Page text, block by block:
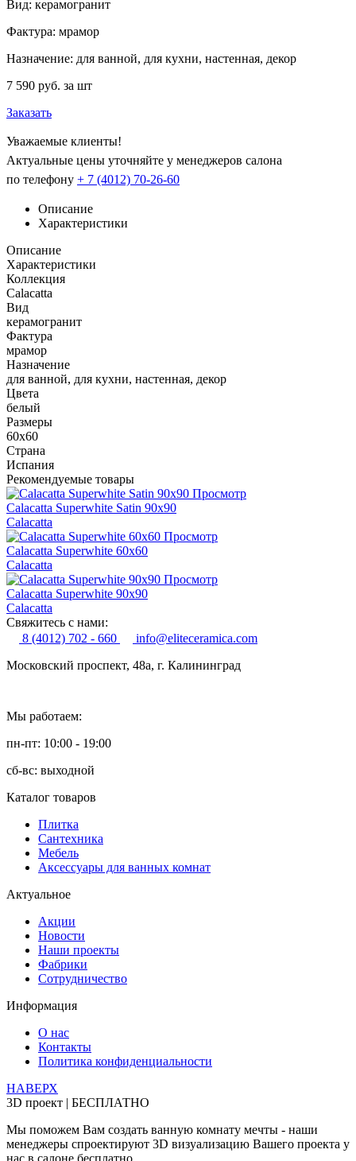
Вид: керамогранит
Фактура: мрамор
Назначение: для ванной, для кухни, настенная, декор
7 590 руб. за шт
Заказать
Уважаемые клиенты!
Актуальные цены уточняйте у менеджеров салона
по телефону + 7 (4012) 70-26-60
Описание
Характеристики
Описание
Характеристики
Коллекция
Calacatta
Вид
керамогранит
Фактура
мрамор
Назначение
для ванной, для кухни, настенная, декор
Цвета
белый
Размеры
60x60
Страна
Испания
Рекомендуемые товары
Просмотр
Calacatta Superwhite Satin 90x90
Calacatta
Просмотр
Calacatta Superwhite 60x60
Calacatta
Просмотр
Calacatta Superwhite 90x90
Calacatta
Свяжитесь с нами:
8 (4012) 702 - 660
info@eliteceramica.com
Московский проспект, 48а, г. Калининград
Мы работаем:
пн-пт: 10:00 - 19:00
сб-вс: выходной
Каталог товаров
Плитка
Сантехника
Мебель
Аксессуары для ванных комнат
Актуальное
Акции
Новости
Наши проекты
Фабрики
Сотрудничество
Информация
О нас
Контакты
Политика конфиденциальности
НАВЕРХ
3D проект | БЕСПЛАТНО
Мы поможем Вам создать ванную комнату мечты - наши
менеджеры спроектируют 3D визуализацию Вашего проекта у
нас в салоне бесплатно.